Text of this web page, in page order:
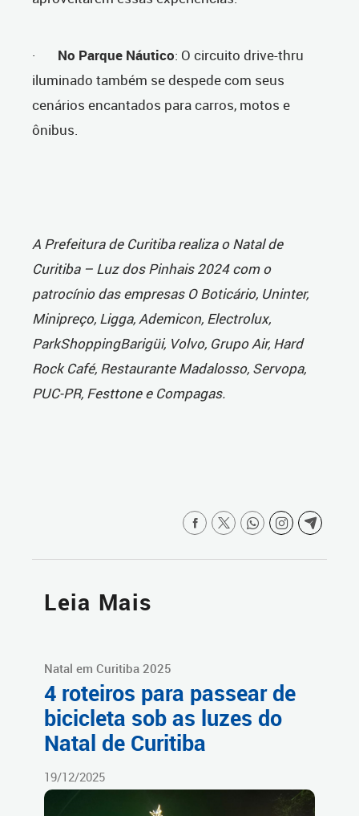
· No Parque Náutico: O circuito drive-thru
iluminado também se despede com seus
cenários encantados para carros, motos e
ônibus.
A Prefeitura de Curitiba realiza o Natal de
Curitiba – Luz dos Pinhais 2024 com o
patrocínio das empresas O Boticário, Uninter,
Minipreço, Ligga, Ademicon, Electrolux,
ParkShoppingBarigüi, Volvo, Grupo Air, Hard
Rock Café, Restaurante Madalosso, Servopa,
PUC-PR, Festtone e Compagas.
Leia Mais
Natal em Curitiba 2025
4 roteiros para passear de
bicicleta sob as luzes do
Natal de Curitiba
19/12/2025